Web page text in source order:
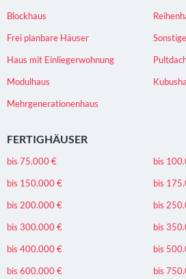
Blockhaus
Frei planbare Häuser
Haus mit Einliegerwohnung
Modulhaus
Mehrgenerationenhaus
FERTIGHÄUSER
bis 75.000 €
bis
bis 150.000 €
bis
bis 200.000 €
bis
bis 300.000 €
bis
bis 400.000 €
bis
bis 600.000 €
bis